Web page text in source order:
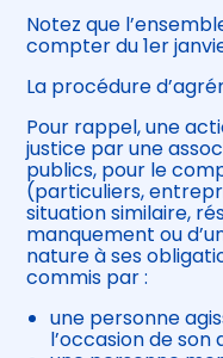
Notez que
compter du 1er
La procédure
Pour rappel, une
justice par une
publics, pour le
(particuliers,
situation similaire,
manquement ou
nature à ses
commis par :
une personne
l’occasion de